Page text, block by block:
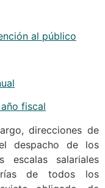
al público
fiscal
direcciones de
despacho de los
escalas salariales
de todos los